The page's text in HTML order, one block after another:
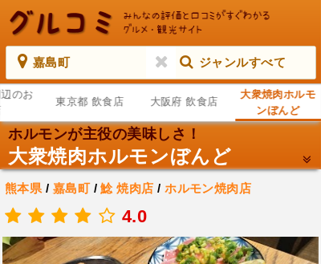
嘉島町 ジャンルすべて
のお
東京都 飲食店 大阪府 飲食店
大衆焼肉ホルモ
ンぼんど
ホルモンが主役の美味しさ！
大衆焼肉ホルモンぼんど
熊本県 / 嘉島町/鯰 焼肉店 /ホルモン焼肉店
4.0